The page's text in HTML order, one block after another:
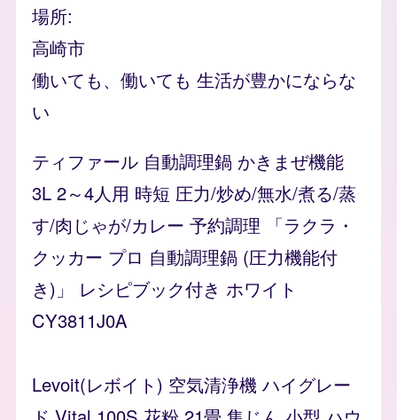
場所
高崎市
働いても、働いても 生活が豊かにならな
い
ティファール 自動調理鍋 かきまぜ機能
3L 2～4人用 時短 圧力/炒め/無水/煮る/蒸
す/肉じゃが/カレー 予約調理 「ラクラ・
クッカー プロ 自動調理鍋 (圧力機能付
き)」 レシピブック付き ホワイト
CY3811J0A
Levoit(レボイト) 空気清浄機 ハイグレー